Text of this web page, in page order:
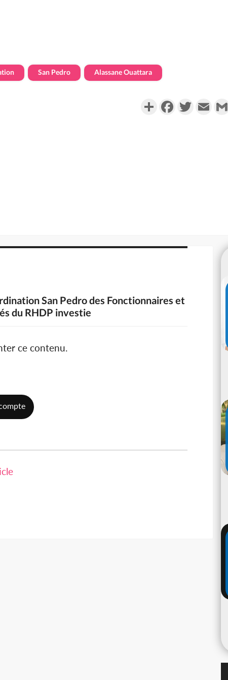
San Pedro Alassane Ouattara
PartagerFacebookTwitterEmail
San Pedro des Fonctionnaires et
du RHDP investie
ce contenu.